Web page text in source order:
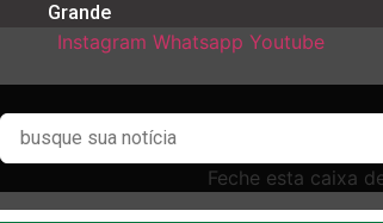
Grande
Instagram Whatsapp Youtube
Feche esta caixa